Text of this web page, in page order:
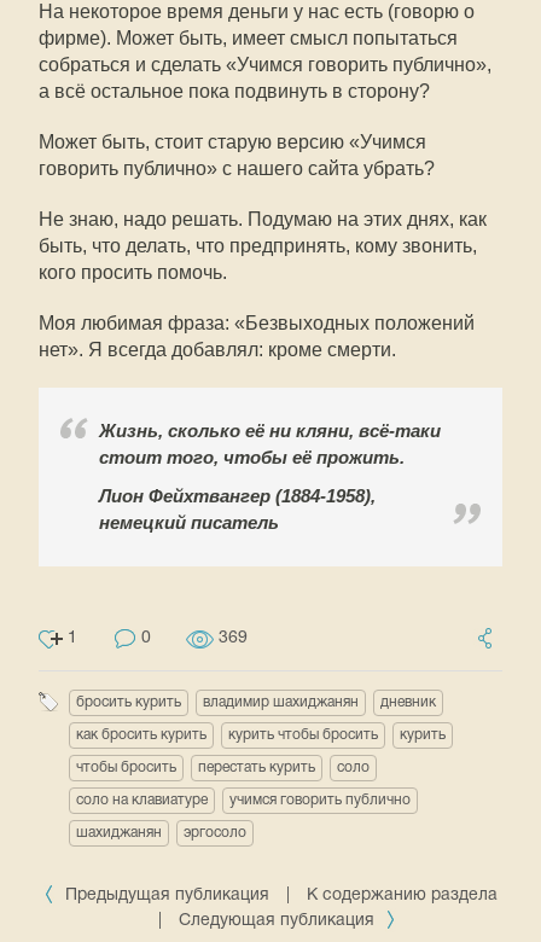
На некоторое время деньги у нас есть (говорю о
фирме). Может быть, имеет смысл попытаться
собраться и сделать «Учимся говорить публично»,
а всё остальное пока подвинуть в сторону?
Может быть, стоит старую версию «Учимся
говорить публично» с нашего сайта убрать?
Не знаю, надо решать. Подумаю на этих днях, как
быть, что делать, что предпринять, кому звонить,
кого просить помочь.
Моя любимая фраза: «Безвыходных положений
нет». Я всегда добавлял: кроме смерти.
Жизнь, сколько её ни кляни, всё-таки
стоит того, чтобы её прожить.
Лион Фейхтвангер (1884-1958),
немецкий писатель
1 0 369
бросить курить владимир шахиджанян дневник
как бросить курить курить чтобы бросить курить
чтобы бросить перестать курить соло
соло на клавиатуре учимся говорить публично
шахиджанян эргосоло
Предыдущая публикация
К содержанию раздела
Следующая публикация